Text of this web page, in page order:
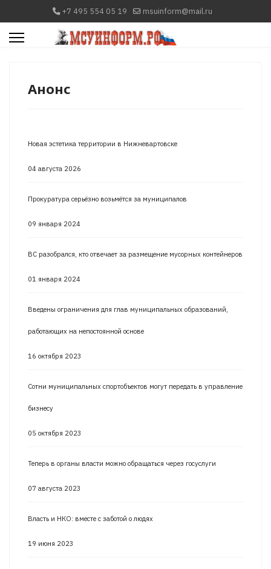
+7 495 554 05 19 msuinform@mail.ru
Анонс
Новая эстетика территории в Нижневартовске
04 августа 2026
Прокуратура серьёзно возьмётся за муниципалов
09 января 2024
ВС разобрался, кто отвечает за размещение мусорных контейнеров
01 января 2024
Введены ограничения для глав муниципальных образований,
работающих на непостоянной основе
16 октября 2023
Сотни муниципальных спортобъектов могут передать в управление
бизнесу
05 октября 2023
Теперь в органы власти можно обращаться через госуслуги
07 августа 2023
Власть и НКО: вместе с заботой о людях
19 июня 2023